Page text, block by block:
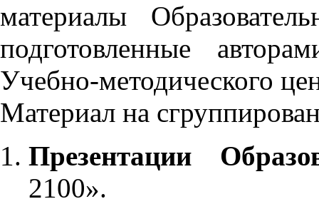
материалы
подготовленные
Учебно-методического
Материал на
Презентации
2100».